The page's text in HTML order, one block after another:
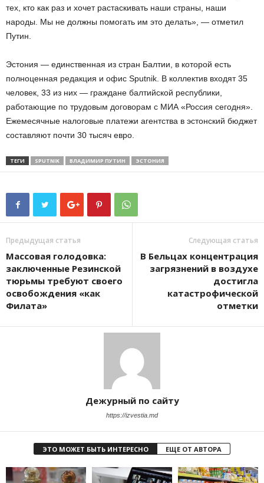
тех, кто как раз и хочет растаскивать наши страны, наши
народы. Мы не должны помогать им это делать», — отметил
Путин.
Эстония — единственная из стран Балтии, в которой есть
полноценная редакция и офис Sputnik. В коллектив входят 35
человек, 33 из них — граждане балтийской республики,
работающие по трудовым договорам с МИА «Россия сегодня».
Ежемесячные налоговые платежи агентства в эстонский бюджет
составляют почти 30 тысяч евро.
ТЕГИ SPUTNIK ВЛАДИМИР ПУТИН ЭСТОНИЯ
Предыдущая статья
Массовая голодовка:
заключенные Резинской
тюрьмы требуют своего
освобождения «как
Филата»
Следующая статья
В Бельцах концентрация
загрязнений в воздухе
достигла
катастрофической
отметки
Дежурный по сайту
https://izvestia.md
ЭТО МОЖЕТ БЫТЬ ИНТЕРЕСНО ЕЩЕ ОТ АВТОРА